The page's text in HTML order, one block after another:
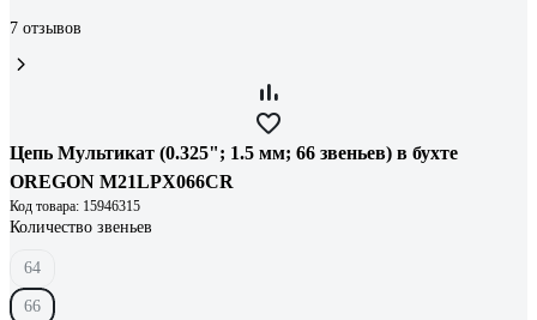
7 отзывов
Цепь Мультикат (0.325"; 1.5 мм; 66 звеньев) в бухте
OREGON M21LPX066CR
Код товара: 15946315
Количество звеньев
64
66